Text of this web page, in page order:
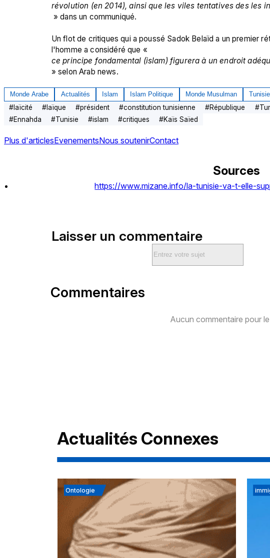
révolution (en 2014), ainsi que les viles tentatives des les
» dans un communiqué.
Un flot de critiques qui a poussé Sadok Belaïd a un premier
l'homme a considéré que «
ce principe fondamental (islam) figurera à un endroit
» selon Arab news.
Monde Arabe Actualités Islam Islam Politique Monde Musulman Tunisie
#laïcité #laïque #président #constitution tunisienne #République #
#Ennahda #Tunisie #islam #critiques #Kaïs Saïed
Plus d'articlesEvenementsNous soutenirContact
Sources
https://www.mizane.info/la-tunisie-va-t-elle-
Laisser un commentaire
Commentaires
Aucun commentaire pour
Actualités Connexes
Ontologie